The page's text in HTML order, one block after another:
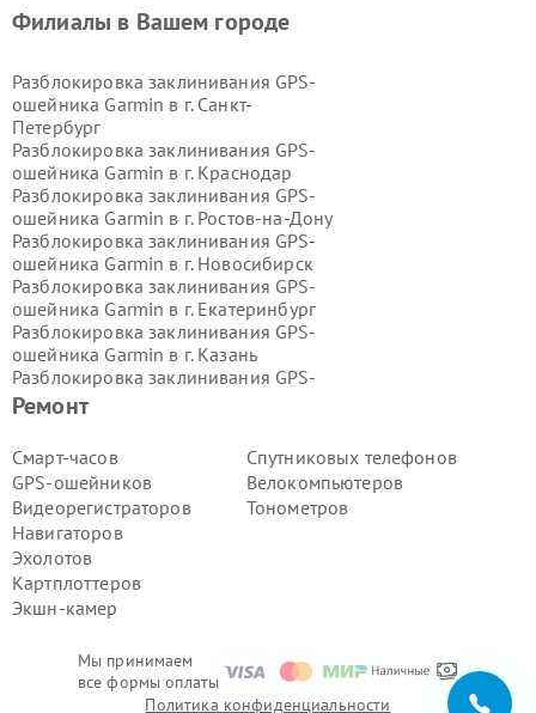
Мы принимаем
все формы оплаты
Ремонт
Смарт-часов
GPS-ошейников
Видеорегистраторов
Навигаторов
Эхолотов
Картплоттеров
Экшн-камер
Спутниковых телефонов
Велокомпьютеров
Тонометров
Филиалы в Вашем городе
Разблокировка заклинивания GPS-
ошейника Garmin в г. Санкт-
Петербург
Разблокировка заклинивания GPS-
ошейника Garmin в г. Краснодар
Разблокировка заклинивания GPS-
ошейника Garmin в г. Ростов-на-Дону
Разблокировка заклинивания GPS-
ошейника Garmin в г. Новосибирск
Разблокировка заклинивания GPS-
ошейника Garmin в г. Екатеринбург
Разблокировка заклинивания GPS-
ошейника Garmin в г. Казань
Разблокировка заклинивания GPS-
ошейника Garmin в г.
Разблокировка заклинивания GPS-
Разблокировка заклинивания GPS-
ошейника Garmin в г.
Самара
Разблокировка заклинивания GPS-
ошейника Garmin в г.
Разблокировка заклинивания GPS-
ошейника Garmin в г.
Разблокировка заклинивания GPS-
ошейника Garmin в г.
Разблокировка заклинивания GPS-
ошейника Garmin в г.
Челябинск
Разблокировка заклинивания GPS-
Политика конфиденциальности